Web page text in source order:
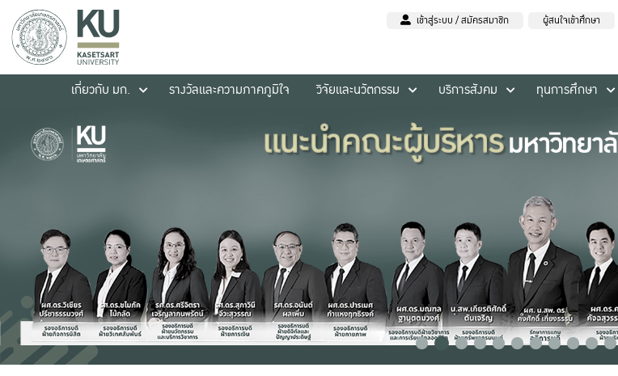
เข้าสู่ระบบ / สมัครสมาชิก ผู้สนใจเข้าศึกษา
เกี่ยวกับ มก.
รางวัลและความภาคภูมิใจ วิจัยและนวัตกรรม บริการสังคม ทุนการศึกษา